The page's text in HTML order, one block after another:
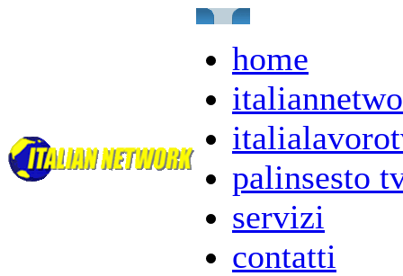
home
palinsesto
servizi
contatti